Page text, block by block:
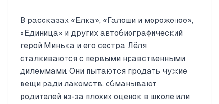
В рассказах «Елка», «Галоши и мороженое»,
«Единица» и других автобиографический
герой Минька и его сестра Лёля
сталкиваются с первыми нравственными
дилеммами. Они пытаются продать чужие
вещи ради лакомств, обманывают
родителей из-за плохих оценок в школе или